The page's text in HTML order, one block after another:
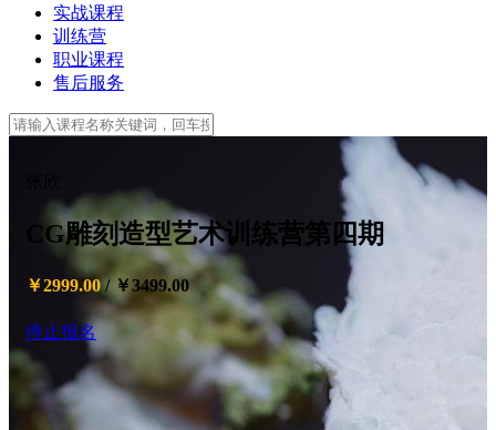
实战课程
训练营
职业课程
售后服务
CG雕刻造型艺术训练营第四期
￥2999.00 / ￥3499.00
停止报名